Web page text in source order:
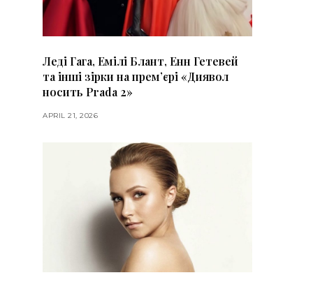
Леді Гага, Емілі Блант, Енн Гетевей
та інші зірки на премʼєрі «Диявол
носить Prada 2»
APRIL 21, 2026